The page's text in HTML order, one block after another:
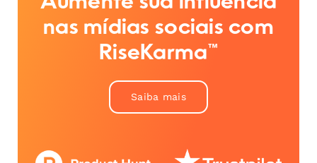
nas mídias sociais com
RiseKarma™
Saiba mais